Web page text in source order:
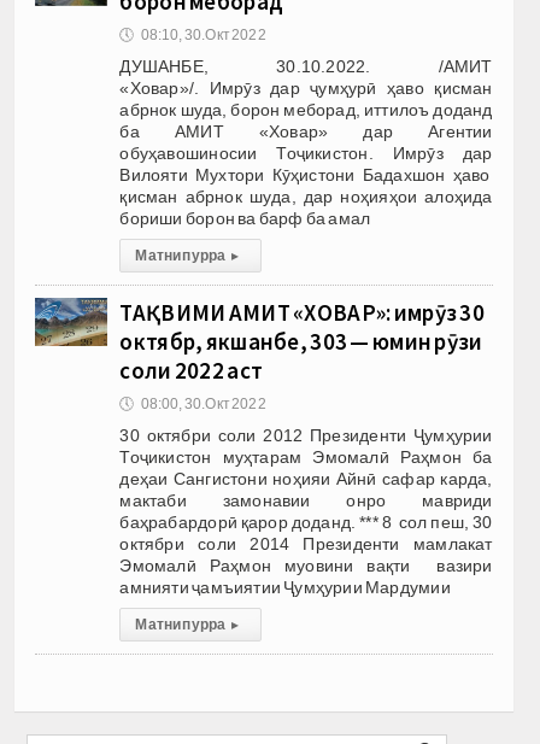
🕔 08:10, 30.Окт 2022
ДУШАНБЕ, 30.10.2022. /АМИТ
«Ховар»/. Имрӯз дар ҷумҳурӣ ҳаво қисман
абрнок шуда, борон меборад, иттилоъ доданд
ба АМИТ «Ховар» дар Агентии
обуҳавошиносии Тоҷикистон. Имрӯз дар
Вилояти Мухтори Кӯҳистони Бадахшон ҳаво
қисман абрнок шуда, дар ноҳияҳои алоҳида
бориши борон ва барф ба амал
Матни пурра ▸
ТАҚВИМИ АМИТ «ХОВАР»: имрӯз 30
октябр, якшанбе, 303 — юмин рӯзи
соли 2022 аст
🕔 08:00, 30.Окт 2022
30 октябри соли 2012 Президенти Ҷумҳурии
Тоҷикистон муҳтарам Эмомалӣ Раҳмон ба
деҳаи Сангистони ноҳияи Айнӣ сафар карда,
мактаби замонавии онро мавриди
баҳрабардорӣ қарор доданд. *** 8 сол пеш, 30
октябри соли 2014 Президенти мамлакат
Эмомалӣ Раҳмон муовини вақти вазири
амнияти ҷамъиятии Ҷумҳурии Мардумии
Матни пурра ▸